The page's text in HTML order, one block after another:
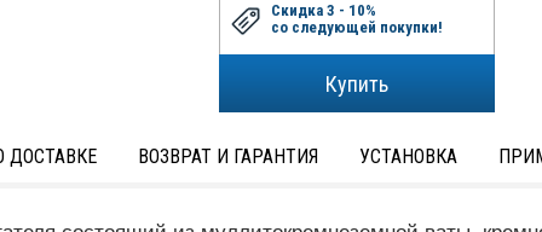
Скидка 3 - 10%
со следующей покупки!
ВОЗВРАТ И ГАРАНТИЯ УСТАНОВКА